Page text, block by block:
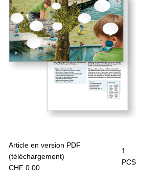
Article en version PDF
(téléchargement)
CHF 0.00
1
PCS